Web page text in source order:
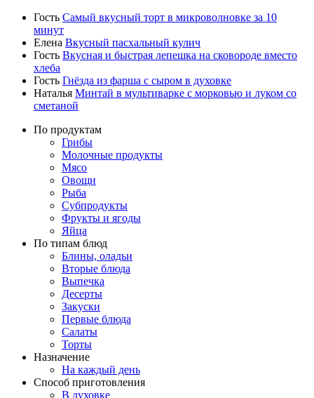
Гость Самый вкусный торт в микроволновке за 10
минут
Елена Вкусный пасхальный кулич
Гость Вкусная и быстрая лепешка на сковороде вместо
хлеба
Гость Гнёзда из фарша с сыром в духовке
Наталья Минтай в мультиварке с морковью и луком со
сметаной
По продуктам
Грибы
Молочные продукты
Мясо
Овощи
Рыба
Субпродукты
Фрукты и ягоды
Яйца
По типам блюд
Блины, оладьи
Вторые блюда
Выпечка
Десерты
Закуски
Первые блюда
Салаты
Торты
Назначение
На каждый день
Способ приготовления
В духовке